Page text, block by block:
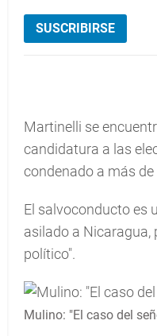
SUSCRIBIRSE
Martinelli se
candidatura a las
condenado a más
El salvoconducto es
asilado a Nicaragua,
político".
Mulino: "El caso del